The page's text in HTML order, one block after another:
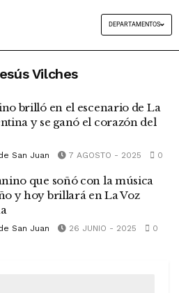
DEPARTAMENTOS
Vilches
brilló en el escenario de La
y se ganó el corazón del
San Juan 7 AGOSTO - 2025 0
que soñó con la música
y hoy brillará en La Voz
San Juan 26 JUNIO - 2025 0